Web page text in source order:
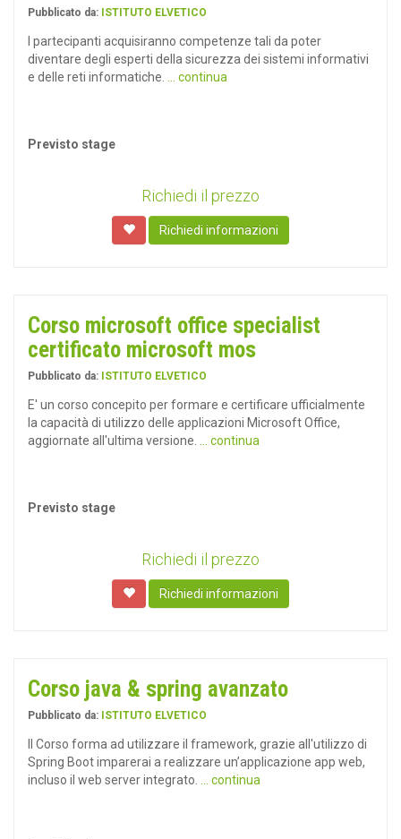
Pubblicato da: ISTITUTO ELVETICO
I partecipanti acquisiranno competenze tali da poter
diventare degli esperti della sicurezza dei sistemi informativi
e delle reti informatiche.
... continua
Previsto stage
Richiedi il prezzo
Richiedi informazioni
Corso microsoft office specialist
certificato microsoft mos
Pubblicato da: ISTITUTO ELVETICO
E' un corso concepito per formare e certificare ufficialmente
la capacità di utilizzo delle applicazioni Microsoft Office,
aggiornate all'ultima versione.
... continua
Previsto stage
Richiedi il prezzo
Richiedi informazioni
Corso java & spring avanzato
Pubblicato da: ISTITUTO ELVETICO
Il Corso forma ad utilizzare il framework, grazie all'utilizzo di
Spring Boot imparerai a realizzare un’applicazione app web,
incluso il web server integrato.
... continua